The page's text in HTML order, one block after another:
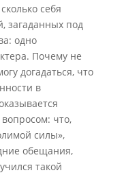
себя
загаданных под
одно
Почему не
догадаться, что
в
вопросом: что,
силы»,
обещания,
такой